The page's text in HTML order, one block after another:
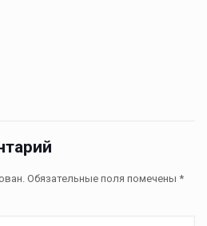
Обязательные поля помечены *